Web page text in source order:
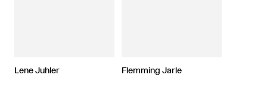
Lene Juhler Flemming Jarle